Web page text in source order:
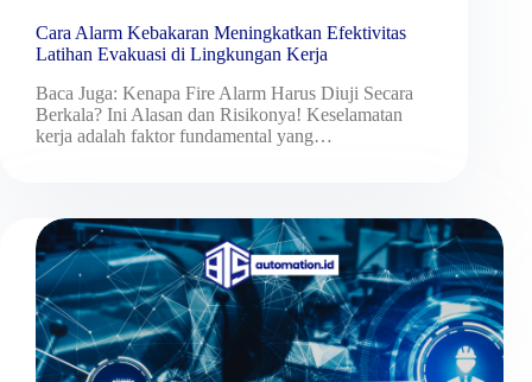
Cara Alarm Kebakaran Meningkatkan Efektivitas
Latihan Evakuasi di Lingkungan Kerja
Baca Juga: Kenapa Fire Alarm Harus Diuji Secara
Berkala? Ini Alasan dan Risikonya! Keselamatan
kerja adalah faktor fundamental yang…